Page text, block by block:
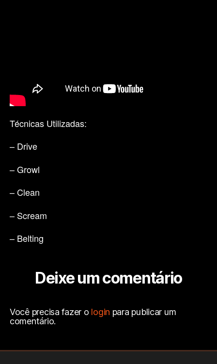
Técnicas Utilizadas:
– Drive
– Growl
– Clean
– Scream
– Belting
Deixe um comentário
Você precisa fazer o login para publicar um
comentário.